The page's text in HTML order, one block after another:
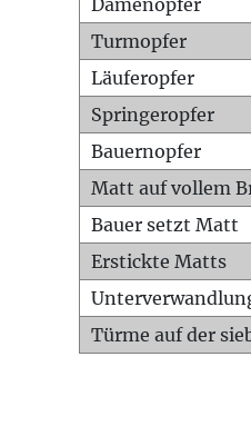
Damenopfer
Turmopfer
Läuferopfer
Springeropfer
Bauernopfer
Matt auf vollem
Bauer setzt Matt
Erstickte Matts
Türme auf der